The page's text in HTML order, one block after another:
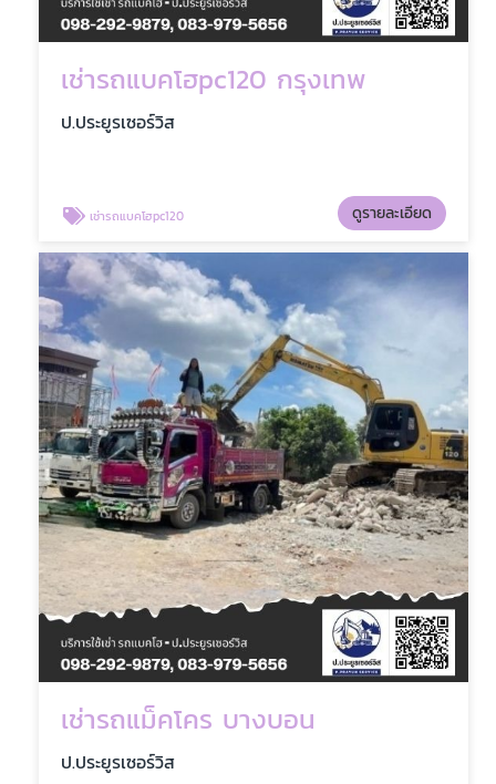
เช่ารถแบคโฮpc120 กรุงเทพ
ป.ประยูรเซอร์วิส
เช่ารถแบคโฮpc120 ดูรายละเอียด
เช่ารถแม็คโคร บางบอน
ป.ประยูรเซอร์วิส